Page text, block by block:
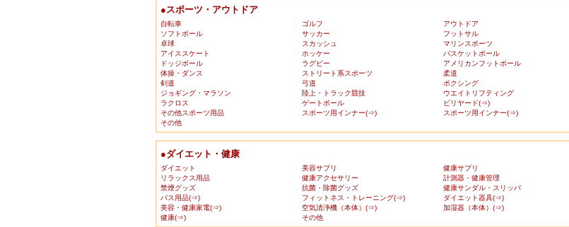
●スポーツ・アウトドア
自転車 ゴルフ アウトドア
ソフトボール
サッカー フットサル
卓球
スカッシュ マリンスポーツ
アイススケート
ホッケー バスケットボール
ドッジボール
ラグビー アメリカンフットボール
体操・ダンス
ストリート系スポーツ 柔道
剣道
弓道 ボクシング
ジョギング・マラソン
陸上・トラック競技 ウエイトリフティング
ラクロス
ゲートボール ビリヤード(⇒)
その他スポーツ用品
スポーツ用インナー(⇒) スポーツ用インナー(⇒)
その他
●ダイエット・健康
ダイエット 美容サプリ 健康サプリ
リラックス用品
健康アクセサリー 計測器・健康管理
禁煙グッズ
抗菌・除菌グッズ 健康サンダル・スリッパ
バス用品(⇒)
フィットネス・トレーニング(⇒) ダイエット器具(⇒)
美容・健康家電(⇒)
空気清浄機（本体）(⇒) 加湿器（本体）(⇒)
健康(⇒)
その他